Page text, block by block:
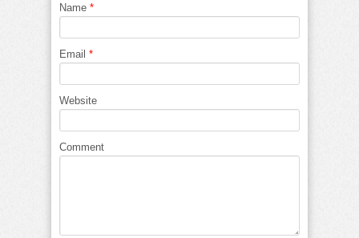
Name *
Email *
Website
Comment